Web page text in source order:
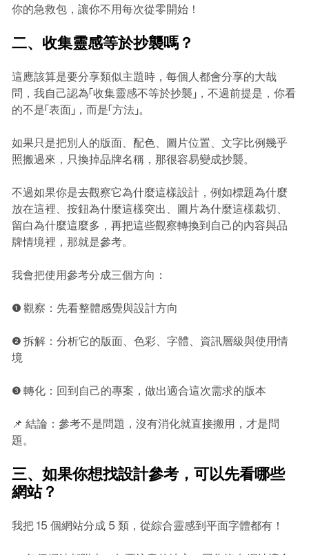
你的急救包，讓你不用每次從零開始！
二、收集靈感等於抄襲嗎？
這應該算是要分享類似主題時，每個人都會分享的大哉
問，我自己認為「收集靈感不等於抄襲」，不過前提是，你看
的不是「表面」，而是「方法」。
如果只是把別人的版面、配色、圖片位置、文字比例幾乎
照搬過來，只換掉品牌名稱，那很容易變成抄襲。
不過如果你是去觀察它為什麼這樣設計，例如標題為什麼
放在這裡、按鈕為什麼這樣突出、圖片為什麼這樣裁切、
留白為什麼這麼多，再把這些觀察轉換到自己的內容與品
牌情境裡，那就是參考。
我會把使用參考分成三個方向：
❶ 觀察：先看整體感覺與設計方向
❷ 拆解：分析它的版面、色彩、字體、資訊層級與使用情
境
❸ 轉化：回到自己的專案，做出適合這次需求的版本
📌 結論：參考不是問題，沒有消化就直接搬用，才是問
題。
三、如果你想找設計參考，可以先看哪些
網站？
我把 15 個網站分成 5 類，從綜合靈感到平面字體都有！